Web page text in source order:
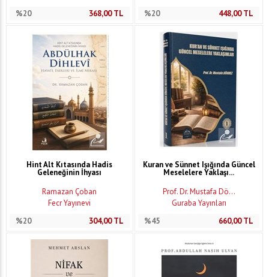
%20
368,00TL
%20
448,00TL
Hint Alt Kıtasında Hadis
Geleneğinin İhyası
Ramazan Çoban
Fecr Yayınevi
%20
304,00TL
Kuran ve Sünnet Işığında Güncel
Meselelere Yaklaşı...
Prof. Dr. Mustafa Dö...
Guraba Yayınları
%45
660,00TL